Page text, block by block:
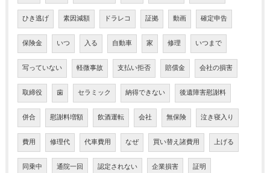
ひき逃げ 素因減額 ドラレコ 証拠 動画 確定申告
保険金 いつ 入る 自動車 家 修理 いつまで
写っていない 軽微事故 支払い拒否 賠償金 会社の損害
取締役 歯 セラミック 納得できない 後遺障害慰謝料
併合 慰謝料増額 飲酒運転 会社 無保険 泣き寝入り
費用 修理代 代車費用 なぜ 買い替え諸費用 上げる
同乗中 通院一回 認定されない 企業損害 証明